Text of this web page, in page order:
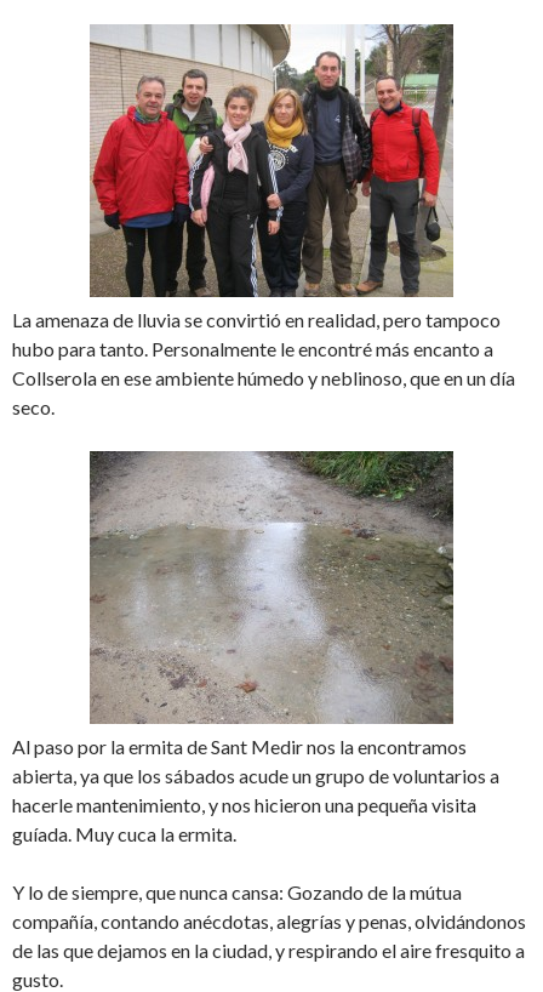
La amenaza de lluvia se convirtió en realidad, pero tampoco
hubo para tanto. Personalmente le encontré más encanto a
Collserola en ese ambiente húmedo y neblinoso, que en un día
seco.
Al paso por la ermita de Sant Medir nos la encontramos
abierta, ya que los sábados acude un grupo de voluntarios a
hacerle mantenimiento, y nos hicieron una pequeña visita
guíada. Muy cuca la ermita.
Y lo de siempre, que nunca cansa: Gozando de la mútua
compañía, contando anécdotas, alegrías y penas, olvidándonos
de las que dejamos en la ciudad, y respirando el aire fresquito a
gusto.